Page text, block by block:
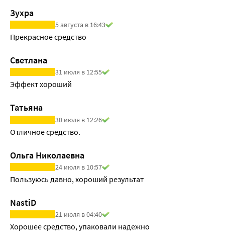
Зухра
5 августа в 16:43
Прекрасное средство
Светлана
31 июля в 12:55
Эффект хороший
Татьяна
30 июля в 12:26
Отличное средство.
Ольга Николаевна
24 июля в 10:57
Пользуюсь давно, хороший результат
NastiD
21 июля в 04:40
Хорошее средство, упаковали надежно